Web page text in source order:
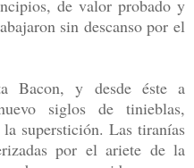
de valor probado y
sin descanso por el
Bacon, y desde éste a
siglos de tinieblas,
superstición. Las tiranías
por el ariete de la